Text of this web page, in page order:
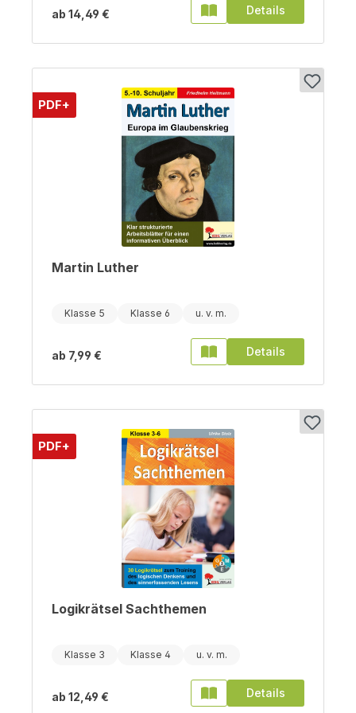
ab 14,49 € Details
PDF+
Martin Luther
Klasse 5 Klasse 6
ab 7,99 € Details
PDF+
Logikrätsel Sachthemen
Klasse 3 Klasse 4
ab 12,49 € Details